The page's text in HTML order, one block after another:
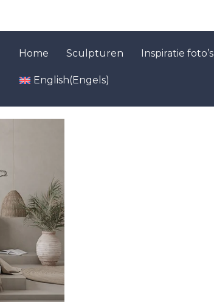
Home Sculpturen Inspiratie foto’s
English(Engels)